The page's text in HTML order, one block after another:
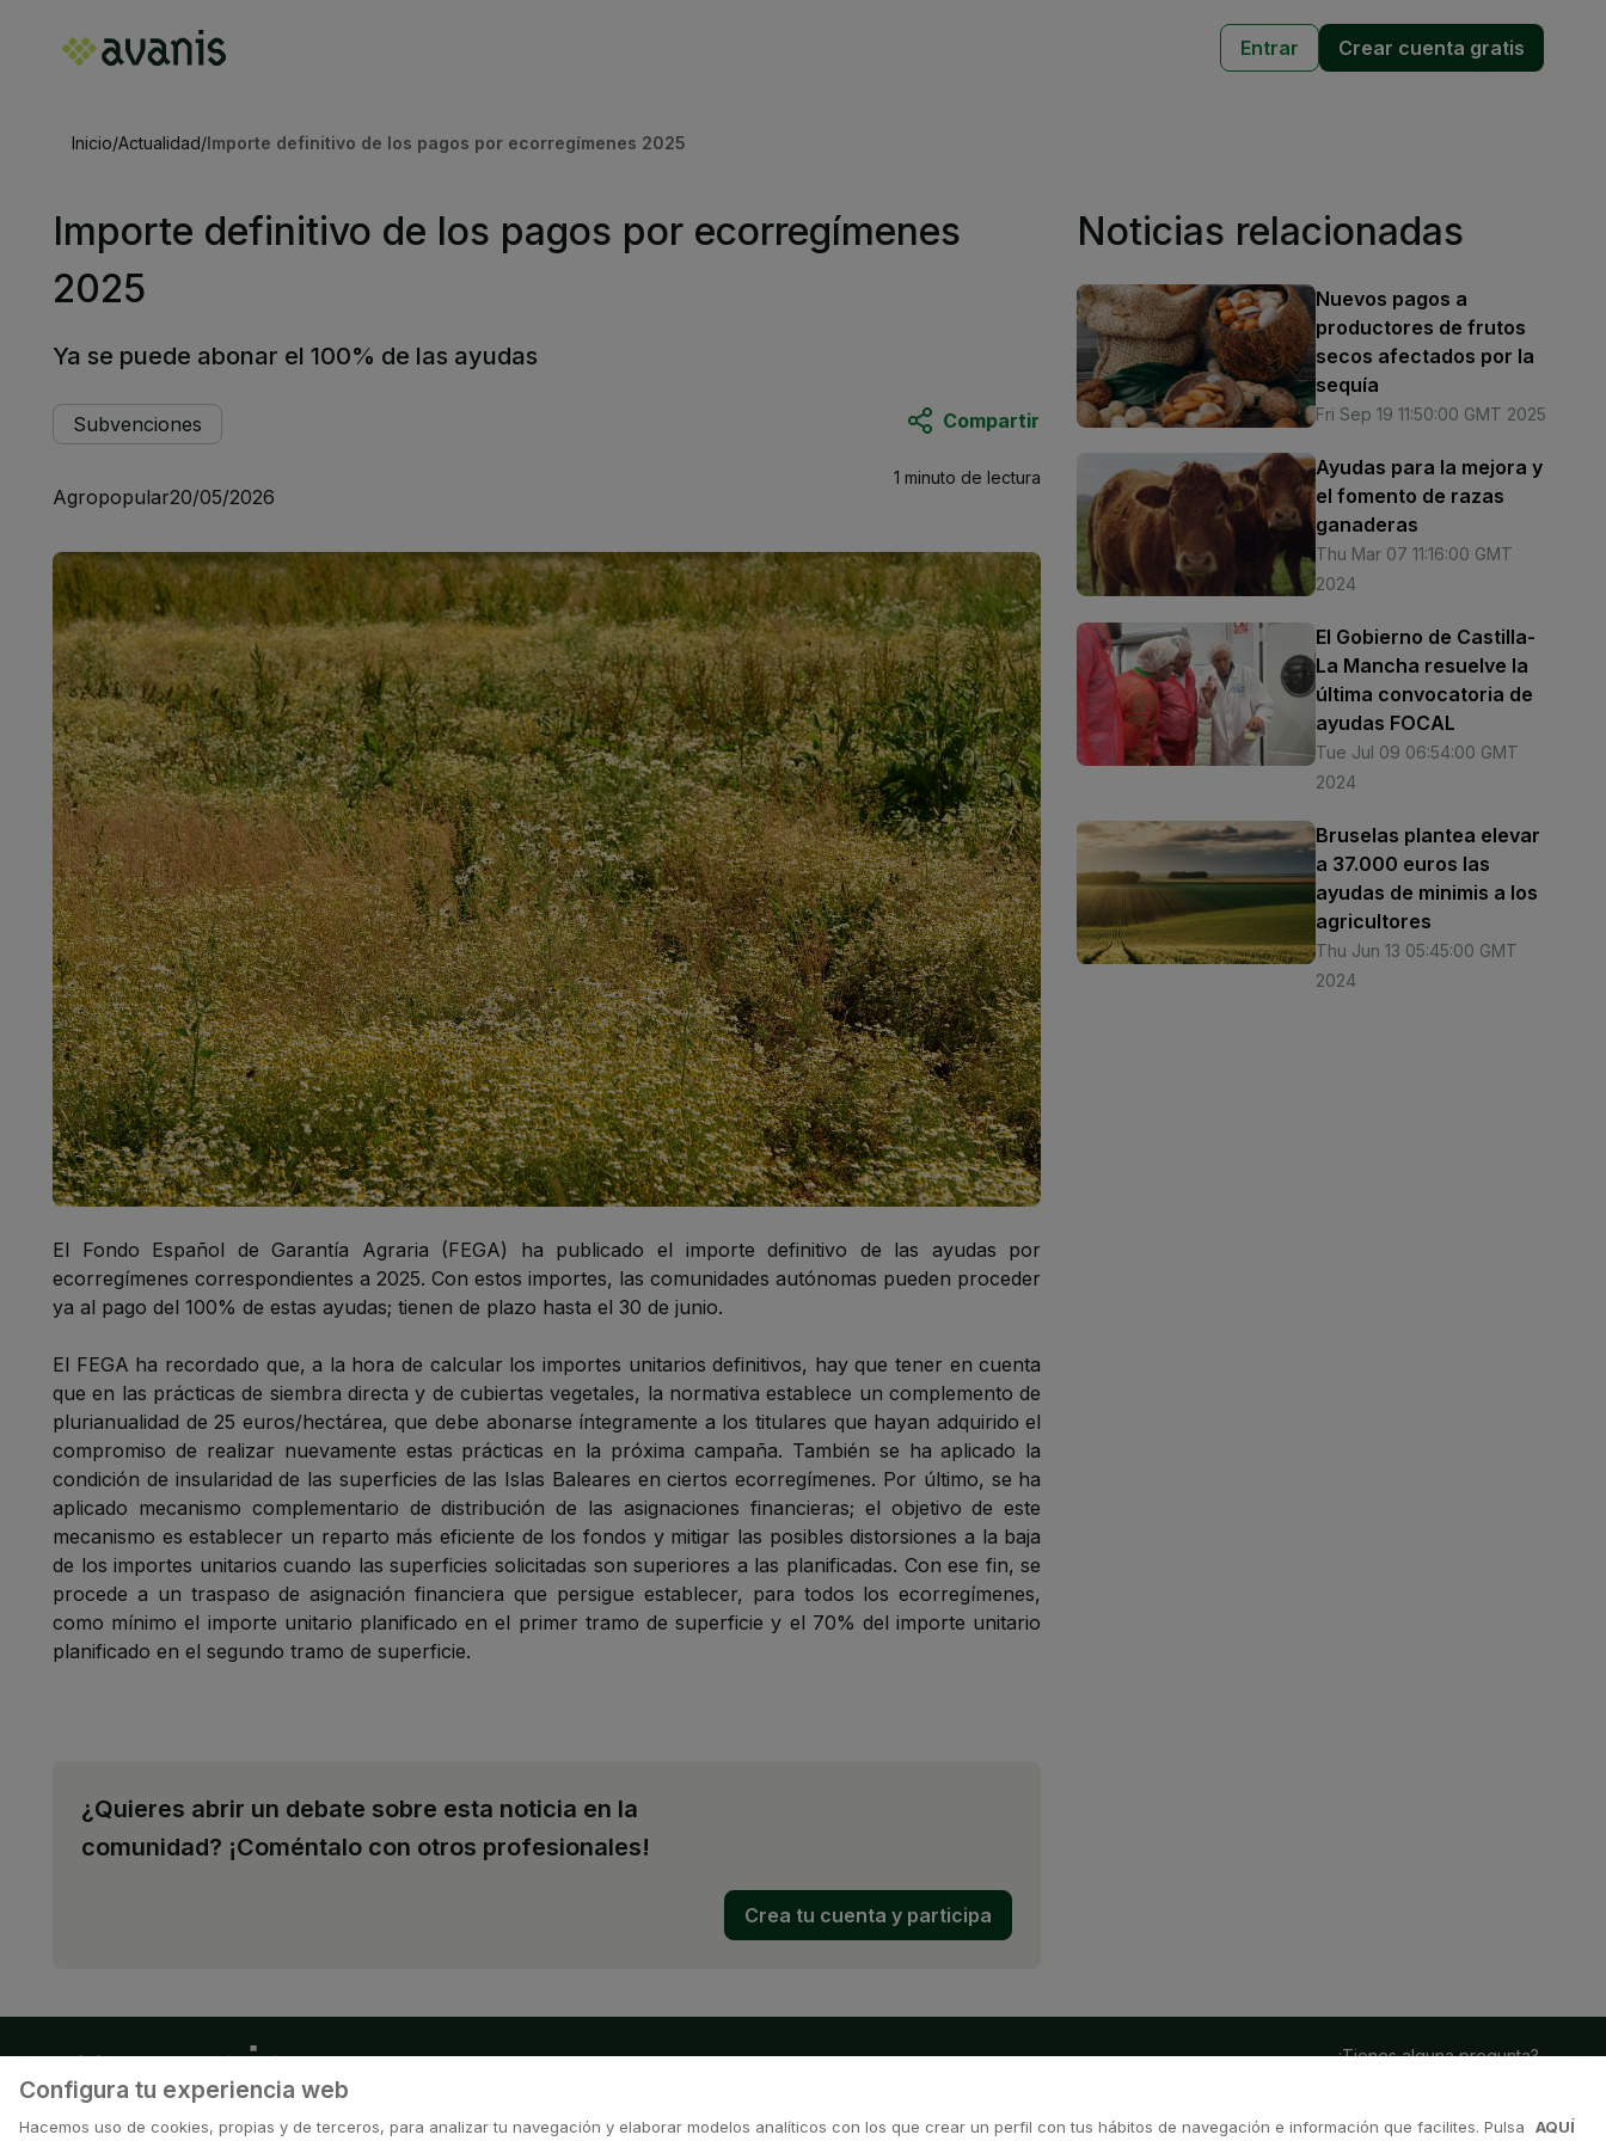
Entrar Crear cuenta gratis
Inicio/Actualidad/Importe definitivo de los pagos por ecorregímenes 2025
Importe definitivo de los pagos por ecorregímenes
2025
Ya se puede abonar el 100% de las ayudas
Subvenciones Compartir
Agropopular20/05/2026
1 minuto de lectura
El Fondo Español de Garantía Agraria (FEGA) ha publicado el importe definitivo de las ayudas por
ecorregímenes correspondientes a 2025. Con estos importes, las comunidades autónomas pueden proceder
ya al pago del 100% de estas ayudas; tienen de plazo hasta el 30 de junio.
El FEGA ha recordado que, a la hora de calcular los importes unitarios definitivos, hay que tener en cuenta
que en las prácticas de siembra directa y de cubiertas vegetales, la normativa establece un complemento de
plurianualidad de 25 euros/hectárea, que debe abonarse íntegramente a los titulares que hayan adquirido el
compromiso de realizar nuevamente estas prácticas en la próxima campaña. También se ha aplicado la
condición de insularidad de las superficies de las Islas Baleares en ciertos ecorregímenes. Por último, se ha
aplicado mecanismo complementario de distribución de las asignaciones financieras; el objetivo de este
mecanismo es establecer un reparto más eficiente de los fondos y mitigar las posibles distorsiones a la baja
de los importes unitarios cuando las superficies solicitadas son superiores a las planificadas. Con ese fin, se
procede a un traspaso de asignación financiera que persigue establecer, para todos los ecorregímenes,
como mínimo el importe unitario planificado en el primer tramo de superficie y el 70% del importe unitario
planificado en el segundo tramo de superficie.
¿Quieres abrir un debate sobre esta noticia en la
comunidad? ¡Coméntalo con otros profesionales!
Crea tu cuenta y participa
Noticias relacionadas
Nuevos pagos a
productores de frutos
secos afectados por la
sequía
Fri Sep 19 11:50:00 GMT 2025
Ayudas para la mejora y
el fomento de razas
ganaderas
Thu Mar 07 11:16:00 GMT
2024
El Gobierno de Castilla-
La Mancha resuelve la
última convocatoria de
ayudas FOCAL
Tue Jul 09 06:54:00 GMT
2024
Bruselas plantea elevar
a 37.000 euros las
ayudas de minimis a los
agricultores
Thu Jun 13 05:45:00 GMT
2024
¿Tienes alguna pregunta?
Configura tu experiencia web
Hacemos uso de cookies, propias y de terceros, para analizar tu navegación y elaborar modelos analíticos con los que crear un perfil con tus hábitos de navegación e información que facilites. Pulsa
AQUÍ